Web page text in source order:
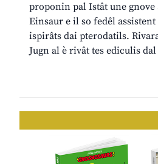
proponin pal Istât une
Einsaur e il so fedêl
ispirâts dai pterodatils.
Jugn al è rivât tes ediculis